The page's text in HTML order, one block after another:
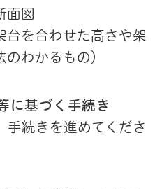
面図
台を合わせた高さや架
のわかるもの）
に基づく手続き
手続きを進めてくださ